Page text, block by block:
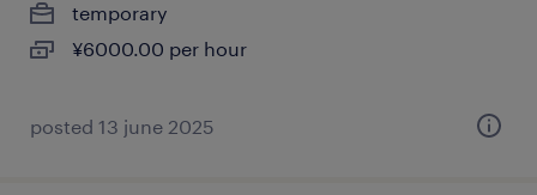
temporary
¥6000.00 per hour
posted 13 june 2025